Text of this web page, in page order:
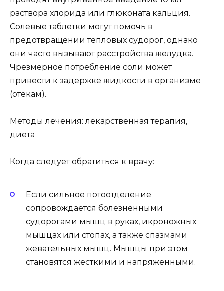
раствора хлорида или глюконата кальция.
Солевые таблетки могут помочь в
предотвращении тепловых судорог, однако
они часто вызывают расстройства желудка.
Чрезмерное потребление соли может
привести к задержке жидкости в организме
(отекам).
Методы лечения: лекарственная терапия,
диета
Когда следует обратиться к врачу:
Если сильное потоотделение
сопровождается болезненными
судорогами мышц в руках, икроножных
мышцах или стопах, а также спазмами
жевательных мышц. Мышцы при этом
становятся жесткими и напряженными.